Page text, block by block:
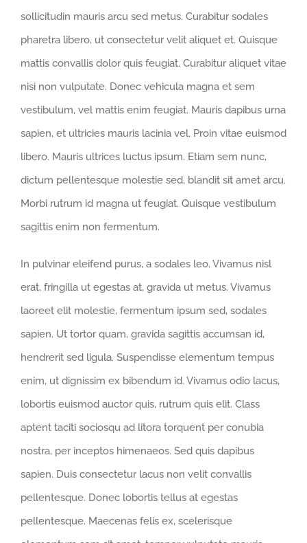
sollicitudin mauris arcu sed metus. Curabitur sodales
pharetra libero, ut consectetur velit aliquet et. Quisque
mattis convallis dolor quis feugiat. Curabitur aliquet vitae
nisi non vulputate. Donec vehicula magna et sem
vestibulum, vel mattis enim feugiat. Mauris dapibus urna
sapien, et ultricies mauris lacinia vel. Proin vitae euismod
libero. Mauris ultrices luctus ipsum. Etiam sem nunc,
dictum pellentesque molestie sed, blandit sit amet arcu.
Morbi rutrum id magna ut feugiat. Quisque vestibulum
sagittis enim non fermentum.
In pulvinar eleifend purus, a sodales leo. Vivamus nisl
erat, fringilla ut egestas at, gravida ut metus. Vivamus
laoreet elit molestie, fermentum ipsum sed, sodales
sapien. Ut tortor quam, gravida sagittis accumsan id,
hendrerit sed ligula. Suspendisse elementum tempus
enim, ut dignissim ex bibendum id. Vivamus odio lacus,
lobortis euismod auctor quis, rutrum quis elit. Class
aptent taciti sociosqu ad litora torquent per conubia
nostra, per inceptos himenaeos. Sed quis dapibus
sapien. Duis consectetur lacus non velit convallis
pellentesque. Donec lobortis tellus at egestas
pellentesque. Maecenas felis ex, scelerisque